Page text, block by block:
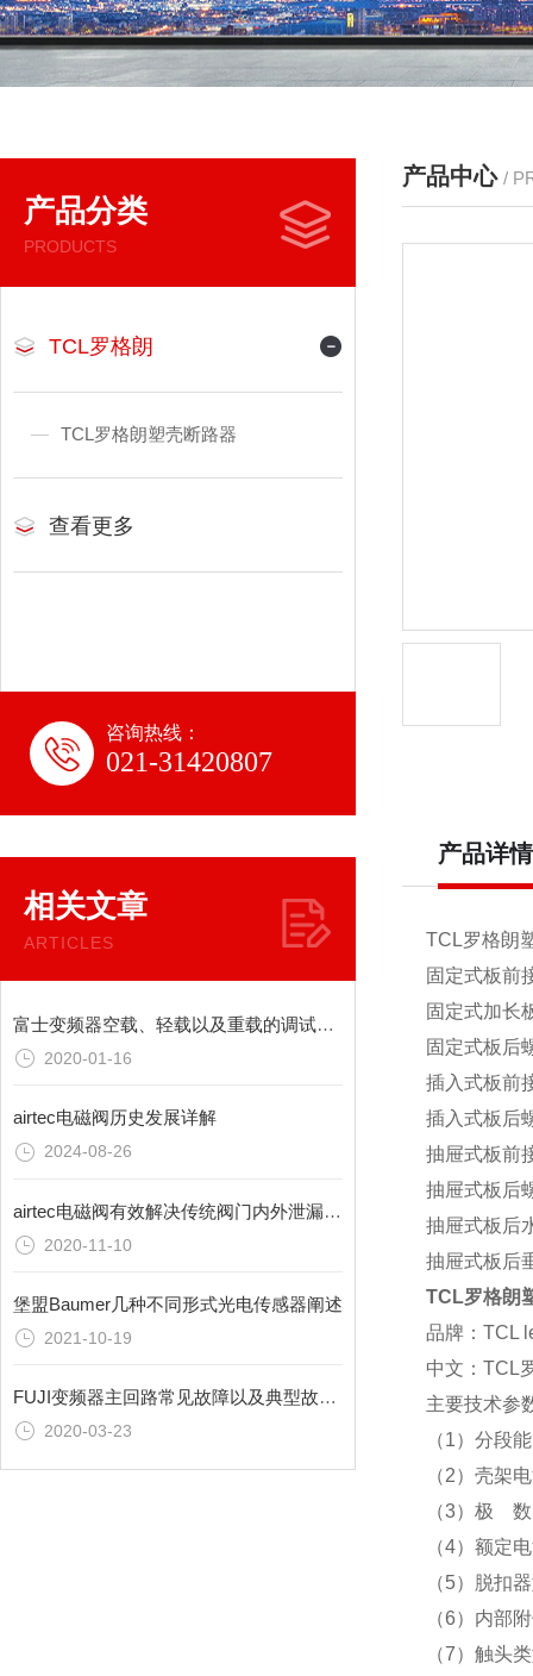
产品分类
PRODUCTS
TCL罗格朗
TCL罗格朗塑壳断路器
查看更多
咨询热线：
021-31420807
相关文章
ARTICLES
富士变频器空载、轻载以及重载的调试方法
2020-01-16
airtec电磁阀历史发展详解
2024-08-26
airtec电磁阀有效解决传统阀门内外泄漏问题
2020-11-10
堡盟Baumer几种不同形式光电传感器阐述
2021-10-19
FUJI变频器主回路常见故障以及典型故障分析
2020-03-23
产品中心 /
产品详情
TCL罗格朗
固定式板前
固定式加长
固定式板后
插入式板前
插入式板后
抽屉式板前
抽屉式板后
抽屉式板后
抽屉式板后
TCL罗格朗
品牌：TCL
中文：TCL
主要技术参
（1）分段
（2）壳架
（3）极
（4）额定
（5）脱扣
（6）内部
（7）触头